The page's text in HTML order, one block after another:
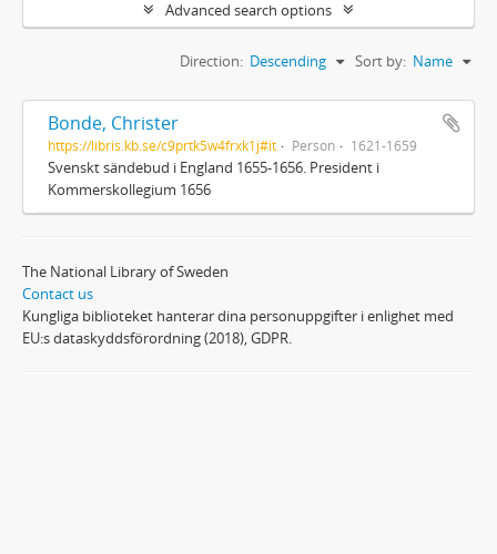
Advanced search options
Sort by: Name
Direction: Descending
Bonde, Christer
https://libris.kb.se/c9prtk5w4frxk1j#it Person 1621-1659
Svenskt sändebud i England 1655-1656. President i
Kommerskollegium 1656
The National Library of Sweden
Contact us
Kungliga biblioteket hanterar dina personuppgifter i enlighet med
EU:s dataskyddsförordning (2018), GDPR.